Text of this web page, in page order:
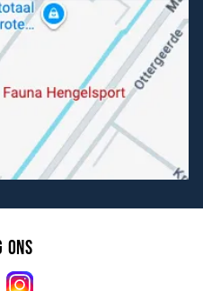
ons
Facebook